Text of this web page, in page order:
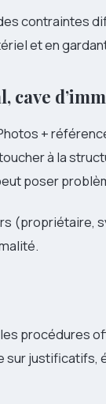
contraintes
et en
+
à la
poser
(propriétaire,
procédures
justificatifs,